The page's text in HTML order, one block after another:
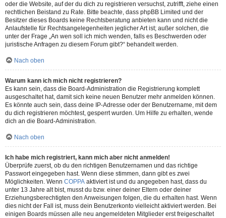
oder die Website, auf der du dich zu registrieren versuchst, zutrifft, ziehe einen
rechtlichen Beistand zu Rate. Bitte beachte, dass phpBB Limited und der
Besitzer dieses Boards keine Rechtsberatung anbieten kann und nicht die
Anlaufstelle für Rechtsangelegenheiten jeglicher Art ist; außer solchen, die
unter der Frage „An wen soll ich mich wenden, falls es Beschwerden oder
juristische Anfragen zu diesem Forum gibt?“ behandelt werden.
Nach oben
Warum kann ich mich nicht registrieren?
Es kann sein, dass die Board-Administration die Registrierung komplett
ausgeschaltet hat, damit sich keine neuen Benutzer mehr anmelden können.
Es könnte auch sein, dass deine IP-Adresse oder der Benutzername, mit dem
du dich registrieren möchtest, gesperrt wurden. Um Hilfe zu erhalten, wende
dich an die Board-Administration.
Nach oben
Ich habe mich registriert, kann mich aber nicht anmelden!
Überprüfe zuerst, ob du den richtigen Benutzernamen und das richtige
Passwort eingegeben hast. Wenn diese stimmen, dann gibt es zwei
Möglichkeiten. Wenn COPPA aktiviert ist und du angegeben hast, dass du
unter 13 Jahre alt bist, musst du bzw. einer deiner Eltern oder deiner
Erziehungsberechtigten den Anweisungen folgen, die du erhalten hast. Wenn
dies nicht der Fall ist, muss dein Benutzerkonto vielleicht aktiviert werden. Bei
einigen Boards müssen alle neu angemeldeten Mitglieder erst freigeschaltet